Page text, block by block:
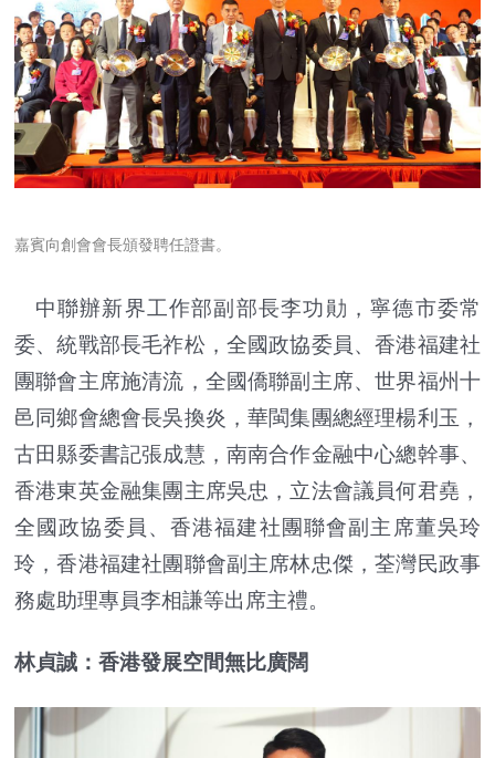
嘉賓向創會會長頒發聘任證書。
中聯辦新界工作部副部長李功勛，寧德市委常
委、統戰部長毛祚松，全國政協委員、香港福建社
團聯會主席施清流，全國僑聯副主席、世界福州十
邑同鄉會總會長吳換炎，華閩集團總經理楊利玉，
古田縣委書記張成慧，南南合作金融中心總幹事、
香港東英金融集團主席吳忠，立法會議員何君堯，
全國政協委員、香港福建社團聯會副主席董吳玲
玲，香港福建社團聯會副主席林忠傑，荃灣民政事
務處助理專員李相謙等出席主禮。
林貞誠：香港發展空間無比廣闊